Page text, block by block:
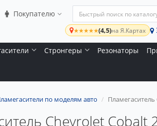
Покупателю
★★★★★(4,5)на Я.Картах
Стронгеры Резонаторы
по моделям авто
Chevrolet Cobalt